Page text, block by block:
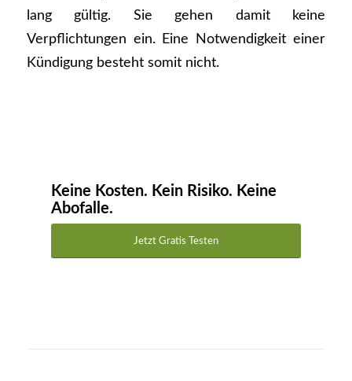
lang gültig. Sie gehen damit keine
Verpflichtungen ein. Eine Notwendigkeit einer
Kündigung besteht somit nicht.
Keine Kosten. Kein Risiko. Keine
Abofalle.
Jetzt Gratis Testen